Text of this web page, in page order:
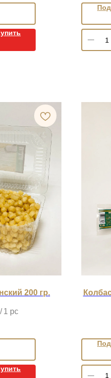
200 гр.
/ 1 pc